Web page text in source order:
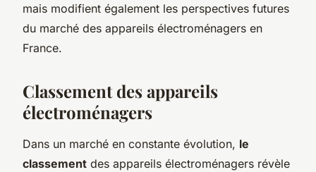
mais modifient également les perspectives futures
du marché des appareils électroménagers en
France.
Classement des appareils
électroménagers
Dans un marché en constante évolution, le
classement des appareils électroménagers révèle